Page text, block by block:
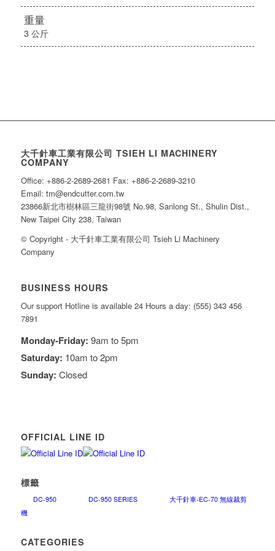
重量
3 公斤
大千針車工業有限公司 TSIEH LI MACHINERY
COMPANY
Office: +886-2-2689-2681 Fax: +886-2-2689-3210
Email: tm@endcutter.com.tw
23866新北市樹林區三龍街98號 No.98, Sanlong St., Shulin Dist.,
New Taipei City 238, Taiwan
© Copyright - 大千針車工業有限公司 Tsieh Li Machinery
Company
BUSINESS HOURS
Our support Hotline is available 24 Hours a day: (555) 343 456
7891
Monday-Friday: 9am to 5pm
Saturday: 10am to 2pm
Sunday: Closed
OFFICIAL LINE ID
標籤
DC-950 DC-950 SERIES
大千針車-EC-70 無線裁剪
機
CATEGORIES